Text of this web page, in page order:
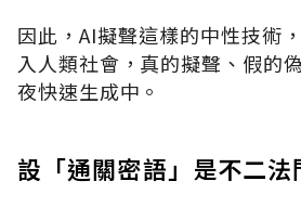
因此，AI擬聲這樣的中性技術
入人類社會，真的擬聲、假的
夜快速生成中。
設「通關密語」是不二法